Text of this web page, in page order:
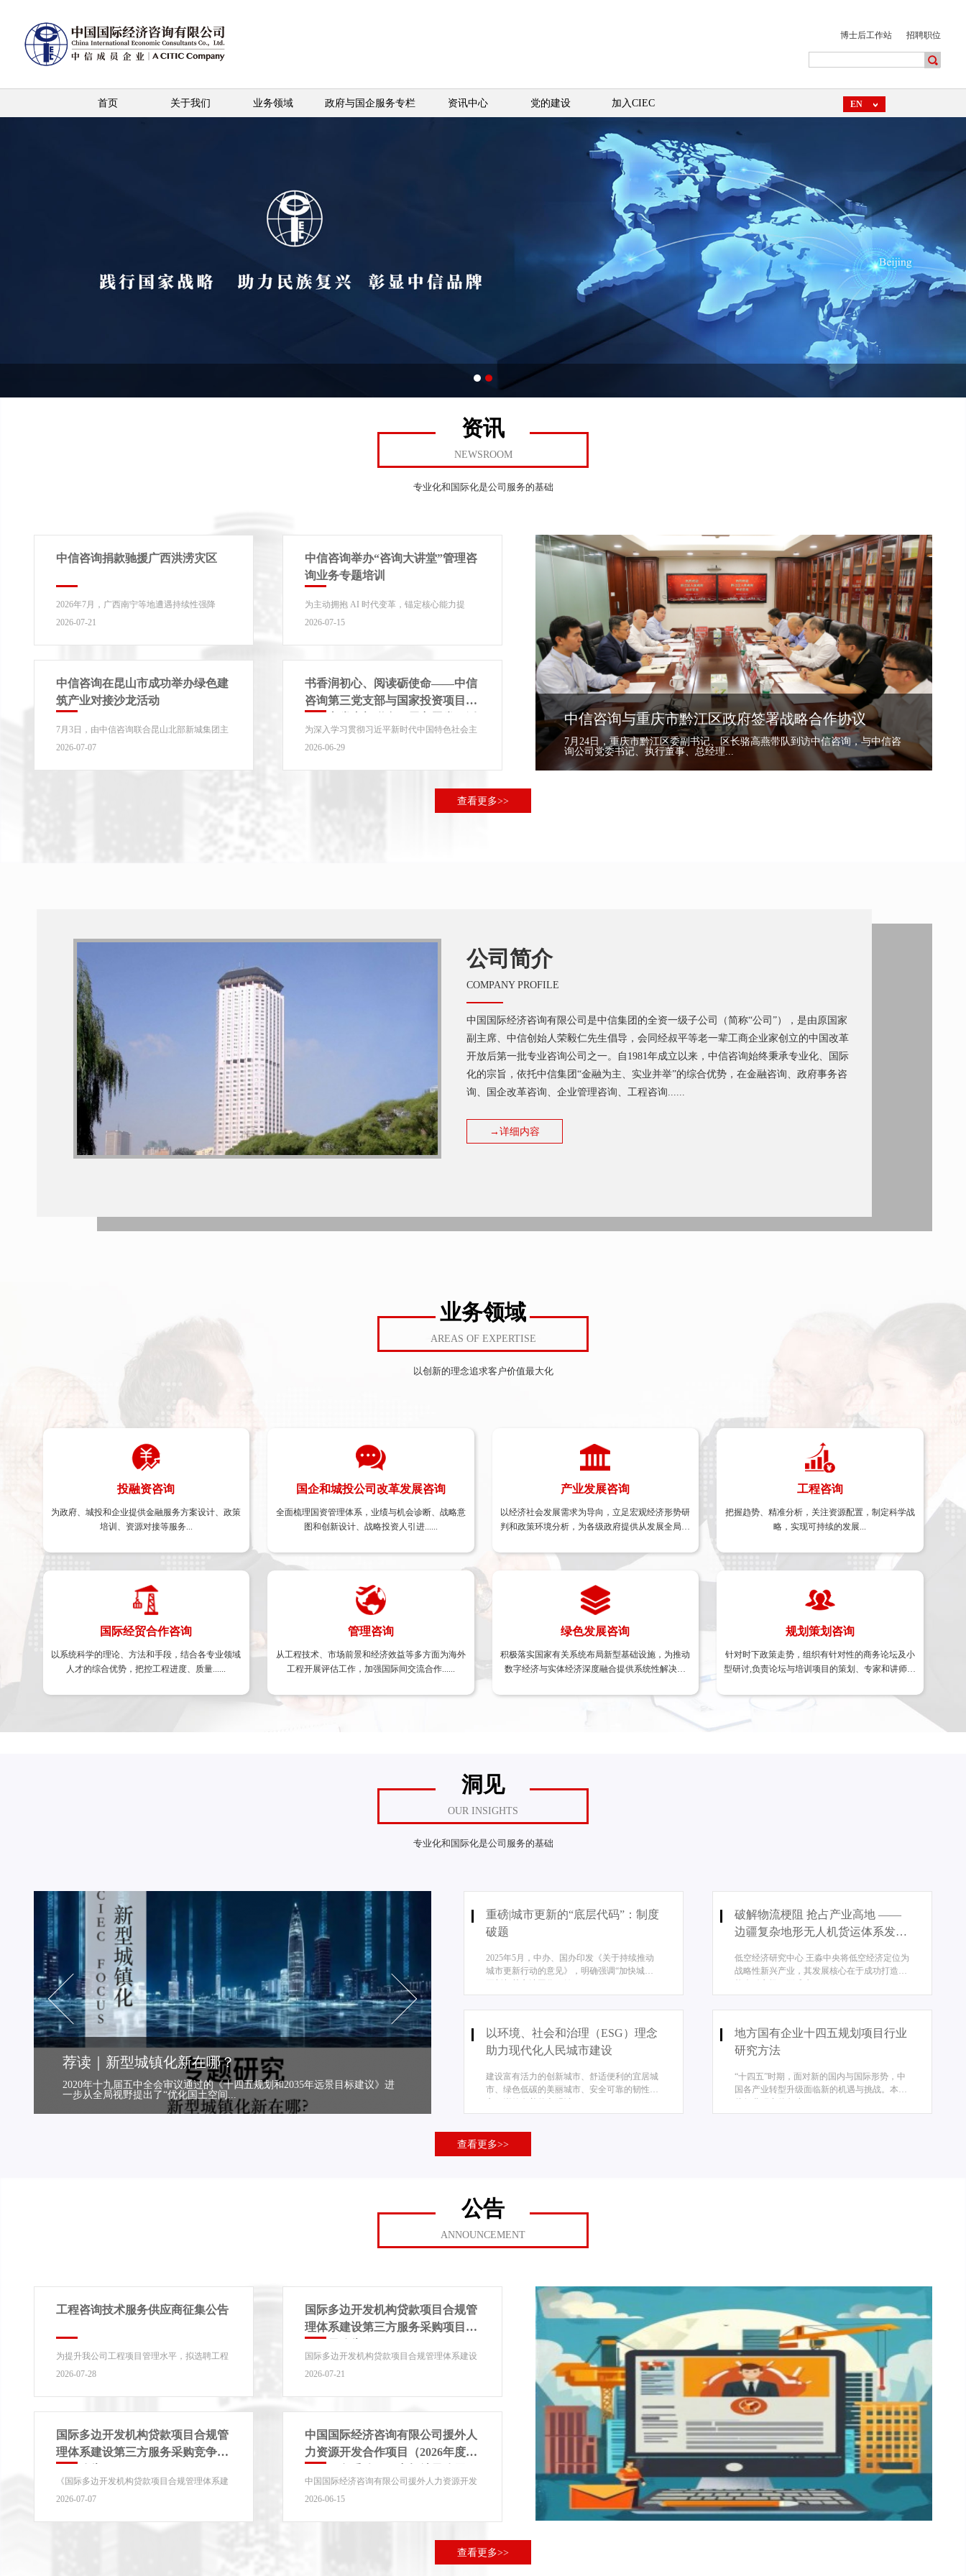
博士后工作站 招聘职位
首页 关于我们 业务领域 政府与国企服务专栏 资讯中心 党的建设 加入CIEC EN
资讯
NEWSROOM
专业化和国际化是公司服务的基础
中信咨询捐款驰援广西洪涝灾区
2026年7月，广西南宁等地遭遇持续性强降
雨，多地暴发严重洪涝灾害。中信咨询第七党
2026-07-21
中信咨询举办“咨询大讲堂”管理咨
询业务专题培训
为主动拥抱 AI 时代变革，锚定核心能力提
升，抢抓市场发展机遇，筑牢公司高质量发展
2026-07-15
中信咨询在昆山市成功举办绿色建
筑产业对接沙龙活动
7月3日，由中信咨询联合昆山北部新城集团主
办的“绿色建筑产业对接沙龙活动”在长三角
2026-07-07
书香润初心、阅读砺使命——中信
咨询第三党支部与国家投资项目评
动
​为深入学习贯彻习近平新时代中国特色社会主
义思想，推动树立和践行正确政绩观主题教育
2026-06-29
中信咨询与重庆市黔江区政府签署战略合作协议
7月24日，重庆市黔江区委副书记、区长骆高燕带队到访中信咨询，与中信咨
询公司党委书记、执行董事、总经理...
查看更多>>
公司简介
COMPANY PROFILE
中国国际经济咨询有限公司是中信集团的全资一级子公司（简称“公司”），是由原国家
副主席、中信创始人荣毅仁先生倡导，会同经叔平等老一辈工商企业家创立的中国改革
开放后第一批专业咨询公司之一。自1981年成立以来，中信咨询始终秉承专业化、国际
化的宗旨，依托中信集团“金融为主、实业并举”的综合优势，在金融咨询、政府事务咨
询、国企改革咨询、企业管理咨询、工程咨询......
→详细内容
业务领域
AREAS OF EXPERTISE
以创新的理念追求客户价值最大化
投融资咨询
为政府、城投和企业提供金融服务方案设计、政策
培训、资源对接等服务...
投融资咨询
片区开发和城市更新 、基础设施建设 、存量资产
国企和城投公司改革发展咨询
全面梳理国资管理体系，业绩与机会诊断、战略意
图和创新设计、战略投资人引进......
国企和城投公司改革发展咨询
央地国有企业改革发展 、城投公司转型发展
产业发展咨询
以经济社会发展需求为导向，立足宏观经济形势研
判和政策环境分析，为各级政府提供从发展全局到
产业发展咨询
产业研究 、产业规划 、招商引资 、县域振兴 、科
技成果转化
工程咨询
把握趋势、精准分析，关注资源配置，制定科学战
略，实现可持续的发展...
工程咨询
全过程咨询 、项目管理 、投贷后管理
国际经贸合作咨询
以系统科学的理论、方法和手段，结合各专业领域
人才的综合优势，把控工程进度、质量......
国际经贸合作咨询
海外发展战略 、国别风险分析 、 国际金融组织和
外国政府贷款项目 、国际市场研究 、 国际产业合
管理咨询
从工程技术、市场前景和经济效益等多方面为海外
工程开展评估工作，加强国际间交流合作......
管理咨询
战略咨询 、组织架构和流程设计 、人力资源管理
体系建设 、风险管理及内控体系建设
绿色发展咨询
积极落实国家有关系统布局新型基础设施，为推动
数字经济与实体经济深度融合提供系统性解决方
绿色发展咨询
ESG报告与管理 、绿色制造体系咨询 、低碳管理
、碳资产开发 、绿色金融服务
规划策划咨询
针对时下政策走势，组织有针对性的商务论坛及小
型研讨,负责论坛与培训项目的策划、专家和讲师邀
规划策划咨询
区域经济发展规划 、行业发展规划 、园区发展规
划 、重大项目策划
洞见
OUR INSIGHTS
专业化和国际化是公司服务的基础
荐读｜新型城镇化新在哪？
2020年十九届五中全会审议通过的《十四五规划和2035年远景目标建议》进
一步从全局视野提出了“优化国土空间...
地方政府债务是地方经济社会发展的双刃剑，尤其疫情常态化的压力下，政
府举债规模越来越大，如何整合、盘活...
如何让“地根”变
如何让“地根”变“银根”
局下，政府不能再走单
重磅|城市更新的“底层代码”：制度
破题
2025年5月，中办、国办印发《关于持续推动
城市更新行动的意见》，明确强调“加快城市
破解物流梗阻 抢占产业高地 ——
边疆复杂地形无人机货运体系发展
低空经济研究中心 王淼中央将低空经济定位为
战略性新兴产业，其发展核心在于成功打造出
以环境、社会和治理（ESG）理念
助力现代化人民城市建设
建设富有活力的创新城市、舒适便利的宜居城
市、绿色低碳的美丽城市、安全可靠的韧性城
地方国有企业十四五规划项目行业
研究方法
“十四五”时期，面对新的国内与国际形势，中
国各产业转型升级面临新的机遇与挑战。本文
查看更多>>
公告
ANNOUNCEMENT
工程咨询技术服务供应商征集公告
为提升我公司工程项目管理水平，拟选聘工程
咨询服务机构，提供工程招标、工程监理、工
2026-07-28
国际多边开发机构贷款项目合规管
理体系建设第三方服务采购项目中
国际多边开发机构贷款项目合规管理体系建设
第三方服务采购已完成评审，现对中标结果进
2026-07-21
国际多边开发机构贷款项目合规管
理体系建设第三方服务采购竞争性
《国际多边开发机构贷款项目合规管理体系建
设第三方服务》的潜在供应商应在2026年 7月
2026-07-07
中国国际经济咨询有限公司援外人
力资源开发合作项目（2026年度）
中国国际经济咨询有限公司援外人力资源开发
合作项目（2026年度）酒店服务采购项目中标
2026-06-15
查看更多>>